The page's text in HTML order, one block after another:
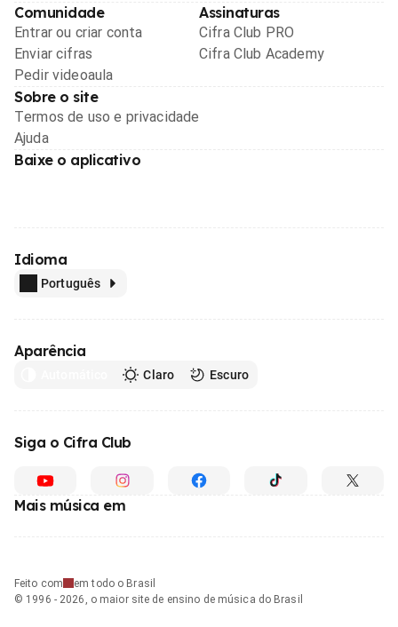
Comunidade
Entrar ou criar conta
Enviar cifras
Pedir videoaula
Assinaturas
Cifra Club PRO
Cifra Club Academy
Sobre o site
Termos de uso e privacidade
Ajuda
Baixe o aplicativo
Idioma
Português
Aparência
Claro Escuro
Siga o Cifra Club
Mais música em
Feito com
em todo o Brasil
© 1996 - 2026, o maior site de ensino de música do Brasil